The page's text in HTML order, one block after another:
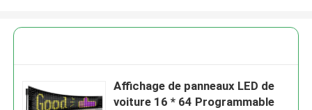
Affichage de panneaux LED de
voiture 16 * 64 Programmable